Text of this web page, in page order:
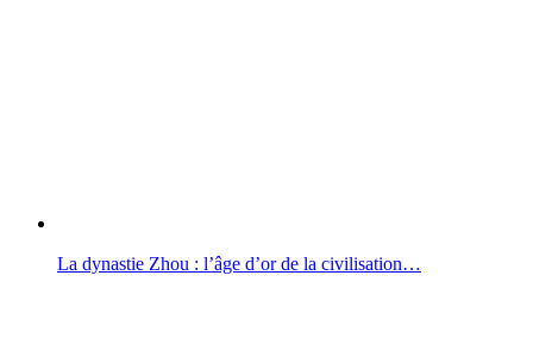
La dynastie Zhou : l’âge d’or de la civilisation…